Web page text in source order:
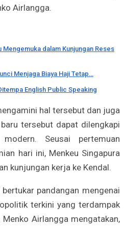
Airlangga.
Mengemuka dalam Kunjungan Reses
Menjaga Biaya Haji Tetap…
English Public Speaking
hal tersebut dan juga
tersebut dapat dilengkapi
Seusai pertemuan
hari ini, Menkeu Singapura
kunjungan kerja ke Kendal.
pandangan mengenai
terkini yang terdampak
Airlangga mengatakan,